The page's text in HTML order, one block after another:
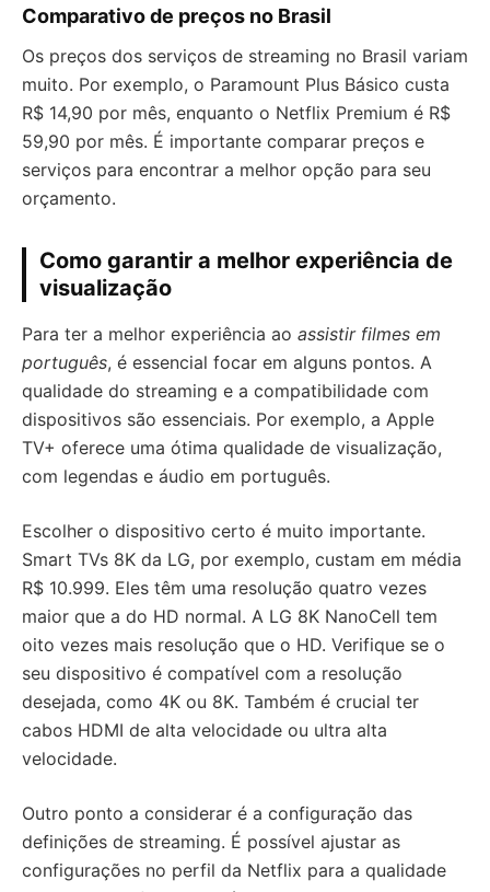
Comparativo de preços no Brasil
Os preços dos serviços de streaming no Brasil variam
muito. Por exemplo, o Paramount Plus Básico custa
R$ 14,90 por mês, enquanto o Netflix Premium é R$
59,90 por mês. É importante comparar preços e
serviços para encontrar a melhor opção para seu
orçamento.
Como garantir a melhor experiência de
visualização
Para ter a melhor experiência ao assistir filmes em
português, é essencial focar em alguns pontos. A
qualidade do streaming e a compatibilidade com
dispositivos são essenciais. Por exemplo, a Apple
TV+ oferece uma ótima qualidade de visualização,
com legendas e áudio em português.
Escolher o dispositivo certo é muito importante.
Smart TVs 8K da LG, por exemplo, custam em média
R$ 10.999. Eles têm uma resolução quatro vezes
maior que a do HD normal. A LG 8K NanoCell tem
oito vezes mais resolução que o HD. Verifique se o
seu dispositivo é compatível com a resolução
desejada, como 4K ou 8K. Também é crucial ter
cabos HDMI de alta velocidade ou ultra alta
velocidade.
Outro ponto a considerar é a configuração das
definições de streaming. É possível ajustar as
configurações no perfil da Netflix para a qualidade